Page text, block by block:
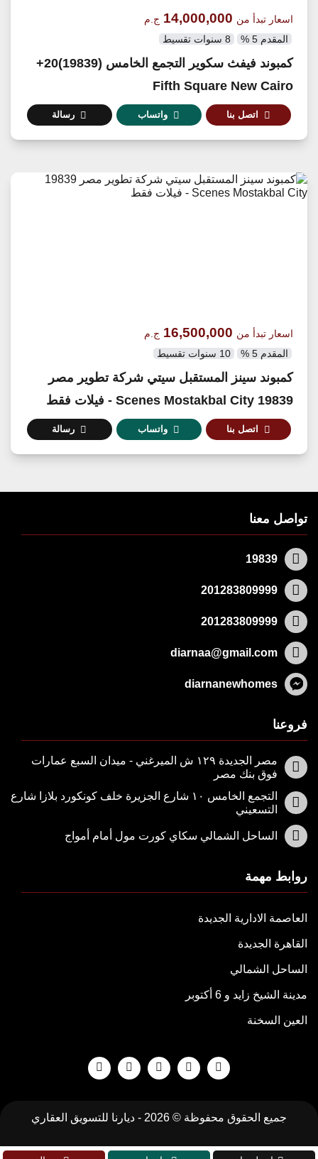
اسعار تبدأ من 14,000,000 ج.م
المقدم 5 % 8 سنوات تقسيط
كمبوند فيفث سكوير التجمع الخامس (19839)20+
Fifth Square New Cairo
اتصل بنا واتساب رسالة
اسعار تبدأ من 16,500,000 ج.م
المقدم 5 % 10 سنوات تقسيط
كمبوند سينز المستقبل سيتي شركة تطوير مصر
19839 Scenes Mostakbal City - فيلات فقط
اتصل بنا واتساب رسالة
تواصل معنا
19839
201283809999
201283809999
diarnaa@gmail.com
diarnanewhomes
فروعنا
مصر الجديدة ١٢٩ ش الميرغني - ميدان السبع عمارات
فوق بنك مصر
التجمع الخامس ١٠ شارع الجزيرة خلف كونكورد بلازا شارع
التسعيني
الساحل الشمالي سكاي كورت مول أمام أمواج
روابط مهمة
العاصمة الادارية الجديدة
القاهرة الجديدة
الساحل الشمالي
مدينة الشيخ زايد و 6 أكتوبر
العين السخنة
جميع الحقوق محفوظة © 2026 - ديارنا للتسويق العقاري
تطويرجودة